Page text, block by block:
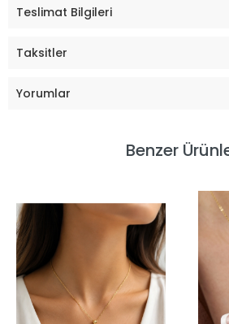
Teslimat Bilgileri
Taksitler
Yorumlar
Benzer